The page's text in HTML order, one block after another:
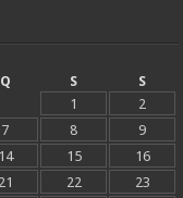
Q S
S
1
2
7 8
9
14 15
16
21 22
23